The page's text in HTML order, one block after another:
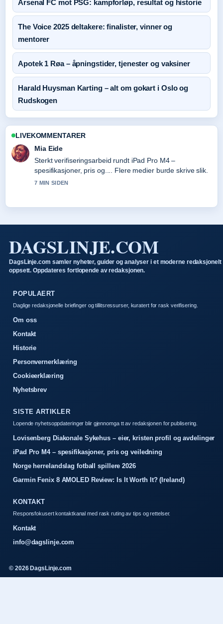
Arsenal FC mot PSG: kampforløp, resultat og historie
The Voice 2025 deltakere: finalister, vinner og
mentorer
Apotek 1 Røa – åpningstider, tjenester og vaksiner
Harald Huysman Karting – alt om gokart i Oslo og
Rudskogen
LIVEKOMMENTARER
Mia Eide
Sterkt verifiseringsarbeid rundt iPad Pro M4 –
spesifikasjoner, pris og.... Flere medier burde skrive slik.
7 MIN SIDEN
DAGSLINJE.COM
DagsLinje.com samler nyheter, guider og analyser i et moderne redaksjonelt
oppsett. Oppdateres fortlopende av redaksjonen.
POPULAERT
Daglige redaksjonelle briefinger og tillitsressurser, kuratert for rask verifisering.
Om oss
Kontakt
Historie
Personvernerklæring
Cookieerklæring
Nyhetsbrev
SISTE ARTIKLER
Lopende nyhetsoppdateringer blir gjennomga tt av redaksjonen for publisering.
Lovisenberg Diakonale Sykehus – eier, kristen profil og avdelinger
iPad Pro M4 – spesifikasjoner, pris og veiledning
Norge herrelandslag fotball spillere 2026
Garmin Fenix 8 AMOLED Review: Is It Worth It? (Ireland)
KONTAKT
Responsfokusert kontaktkanal med rask ruting av tips og rettelser.
Kontakt
info@dagslinje.com
© 2026 DagsLinje.com